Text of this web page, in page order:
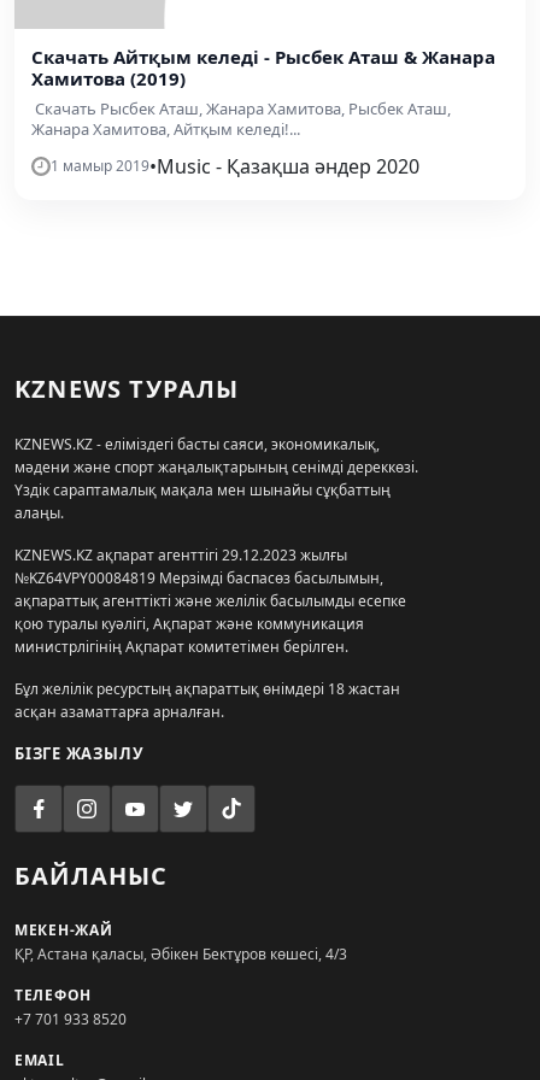
Скачать Айтқым келеді - Рысбек Аташ & Жанара
Хамитова (2019)
Скачать Рысбек Аташ, Жанара Хамитова, Рысбек Аташ,
Жанара Хамитова, Айтқым келеді!...
1 мамыр 2019•Music - Қазақша әндер 2020
KZNEWS ТУРАЛЫ
KZNEWS.KZ - еліміздегі басты саяси, экономикалық,
мәдени және спорт жаңалықтарының сенімді дереккөзі.
Үздік сараптамалық мақала мен шынайы сұқбаттың
алаңы.
KZNEWS.KZ ақпарат агенттігі 29.12.2023 жылғы
№KZ64VPY00084819 Мерзімді баспасөз басылымын,
ақпараттық агенттікті және желілік басылымды есепке
қою туралы куәлігі, Ақпарат және коммуникация
министрлігінің Ақпарат комитетімен берілген.
Бұл желілік ресурстың ақпараттық өнімдері 18 жастан
асқан азаматтарға арналған.
БІЗГЕ ЖАЗЫЛУ
БАЙЛАНЫС
МЕКЕН-ЖАЙ
ҚР, Астана қаласы, Әбікен Бектұров көшесі, 4/3
ТЕЛЕФОН
+7 701 933 8520
EMAIL